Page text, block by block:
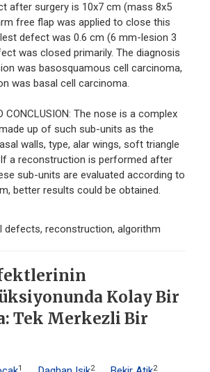
after surgery is 10x7 cm (mass 8x5
free flap was applied to close this
defect was 0.6 cm (6 mm-lesion 3
was closed primarily. The diagnosis
was basosquamous cell carcinoma,
was basal cell carcinoma.
CONCLUSION: The nose is a complex
up of such sub-units as the
walls, type, alar wings, soft triangle
a reconstruction is performed after
sub-units are evaluated according to
better results could be obtained.
defects, reconstruction, algorithm
Kolay Bir
Tek Merkezli Bir
1 2
2